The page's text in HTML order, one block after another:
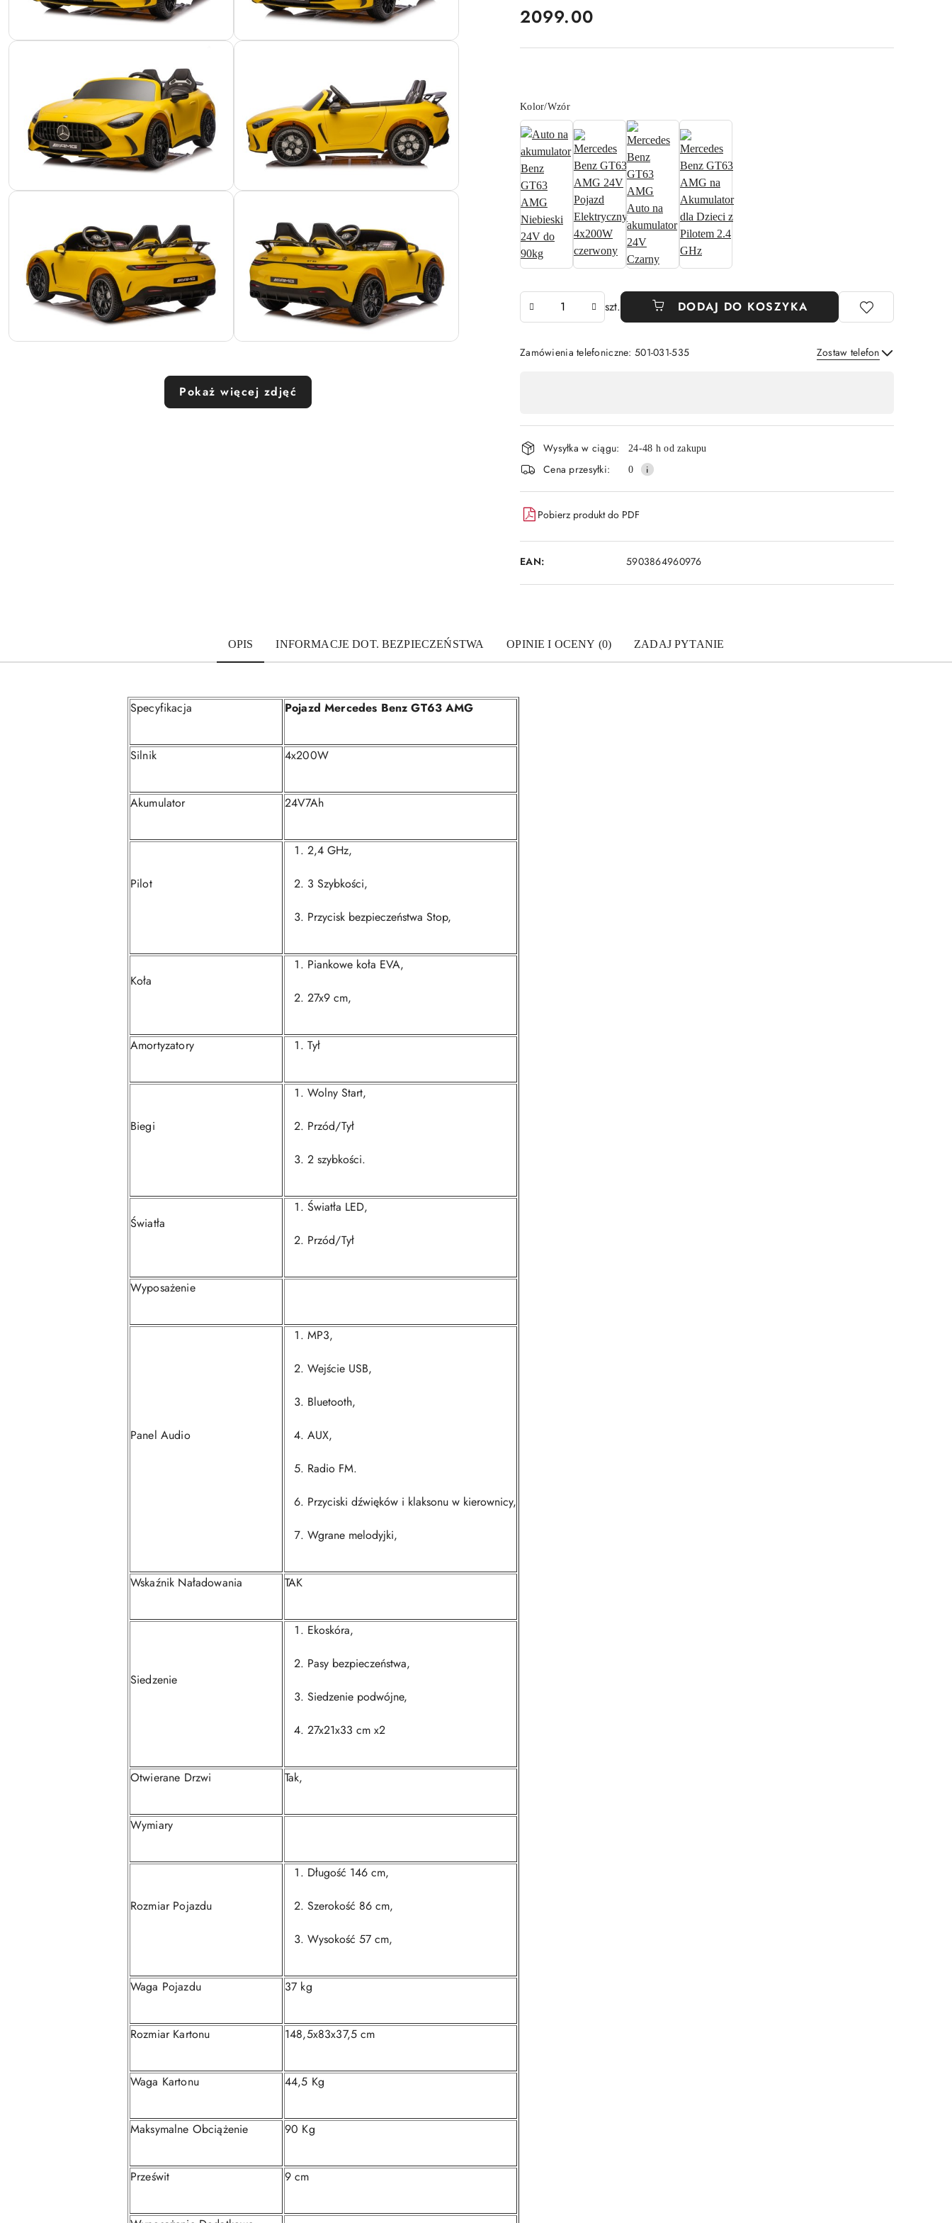
Pokaż więcej zdjęć
cena:
2099.00
Wariant
Kolor/Wzór
szt. DODAJ DO KOSZYKA
Zamówienia telefoniczne: 501-031-535 Zostaw telefon
płatność
i
dostawa
Wysyłka w ciągu: 24-48 h od zakupu
Cena przesyłki: 0
Pobierz produkt do PDF
EAN: 5903864960976
OPIS INFORMACJE DOT. BEZPIECZEŃSTWA OPINIE I OCENY (0) ZADAJ PYTANIE
Specyfikacja Pojazd Mercedes Benz GT63 AMG
Silnik 4x200W
Akumulator 24V7Ah
Pilot
2,4 GHz,
3 Szybkości,
Przycisk bezpieczeństwa Stop,
Koła
Piankowe koła EVA,
27x9 cm,
Amortyzatory Tył
Biegi
Wolny Start,
Przód/Tył
2 szybkości.
Światła
Światła LED,
Przód/Tył
Wyposażenie
Panel Audio
MP3,
Wejście USB,
Bluetooth,
AUX,
Radio FM.
Przyciski dźwięków i klaksonu w kierownicy,
Wgrane melodyjki,
Wskaźnik Naładowania TAK
Siedzenie
Ekoskóra,
Pasy bezpieczeństwa,
Siedzenie podwójne,
27x21x33 cm x2
Otwierane Drzwi Tak,
Wymiary
Rozmiar Pojazdu
Długość 146 cm,
Szerokość 86 cm,
Wysokość 57 cm,
Waga Pojazdu 37 kg
Rozmiar Kartonu 148,5x83x37,5 cm
Waga Kartonu 44,5 Kg
Maksymalne Obciążenie 90 Kg
Prześwit 9 cm